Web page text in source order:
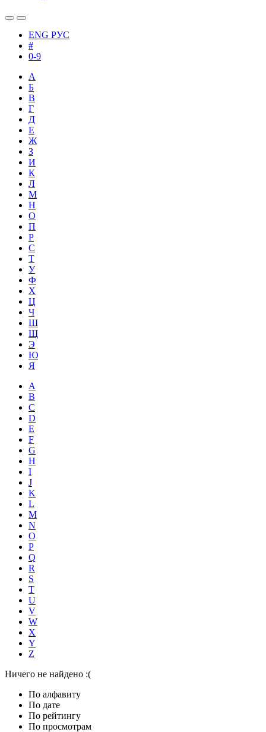
ENG РУС
#
0-9
А
Б
В
Г
Д
Е
Ж
З
И
К
Л
М
Н
О
П
Р
С
Т
У
Ф
Х
Ц
Ч
Ш
Щ
Э
Ю
Я
A
B
C
D
E
F
G
H
I
J
K
L
M
N
O
P
Q
R
S
T
U
V
W
X
Y
Z
Ничего не найдено :(
По алфавиту
По дате
По рейтингу
По просмотрам